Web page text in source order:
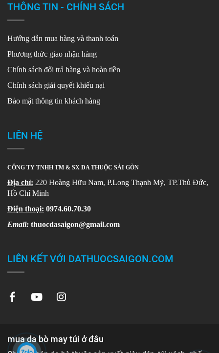
mua da bò may túi ở đâu
THÔNG TIN - CHÍNH SÁCH
Hướng dẫn mua hàng và thanh toán
Phương thức giao nhận hàng
Chính sách đổi trả hàng và hoàn tiền
Chính sách giải quyết khiếu nại
Bảo mật thông tin khách hàng
LIÊN HỆ
CÔNG TY TNHH TM & SX DA THUỘC SÀI GÒN
Địa chỉ: 220 Hoàng Hữu Nam, P.Long Thạnh Mỹ, TP.Thủ Đức,
Hồ Chí Minh
Điện thoại: 0974.60.70.30
Email: thuocdasaigon@gmail.com
LIÊN KẾT VỚI DATHUOCSAIGON.COM